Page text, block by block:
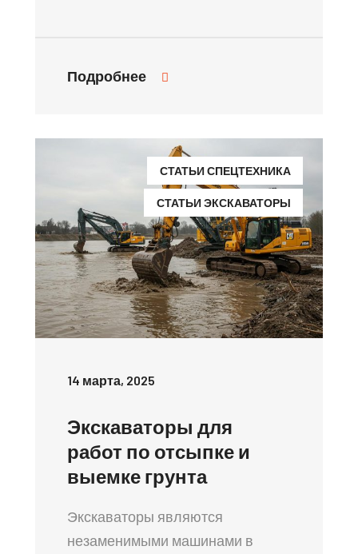
Подробнее
СТАТЬИ СПЕЦТЕХНИКА
СТАТЬИ ЭКСКАВАТОРЫ
14 марта, 2025
Экскаваторы для
работ по отсыпке и
выемке грунта
Экскаваторы являются
незаменимыми машинами в